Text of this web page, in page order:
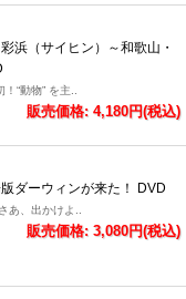
浜（サイヒン）～和歌山・
“動物” を主..
販売価格: 4,180円(税込)
ダーウィンが来た！ DVD
あ、出かけよ..
販売価格: 3,080円(税込)